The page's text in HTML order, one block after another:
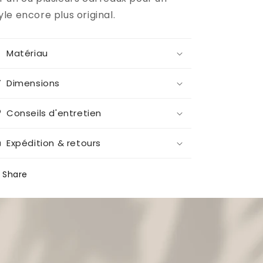
encore plus original.
Matériau
Dimensions
Conseils d'entretien
Expédition & retours
Share